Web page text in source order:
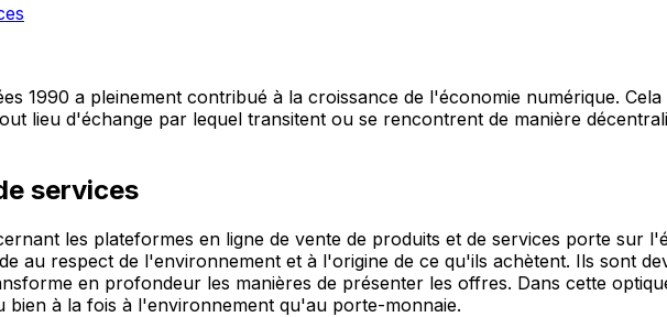
1990 a pleinement contribué à la croissance de l'économie numérique.
lieu d'échange par lequel transitent ou se rencontrent de manière
services
les plateformes en ligne de vente de produits et de services porte sur
au respect de l'environnement et à l'origine de ce qu'ils achètent. Ils sont
en profondeur les manières de présenter les offres. Dans cette
bien à la fois à l'environnement qu'au porte-monnaie.